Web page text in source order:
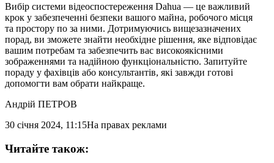
Вибір системи відеоспостереження Dahua — це важливий
крок у забезпеченні безпеки вашого майна, робочого місця
та простору по за ними. Дотримуючись вищезазначених
порад, ви зможете знайти необхідне рішення, яке відповідає
вашим потребам та забезпечить вас високоякісними
зображеннями та надійною функціональністю. Запитуйте
пораду у фахівців або консультантів, які завжди готові
допомогти вам обрати найкраще.
Андрій ПЕТРОВ
30 січня 2024, 11:15На правах реклами
Читайте також: